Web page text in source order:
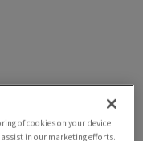
of cookies on your device
in our marketing efforts.